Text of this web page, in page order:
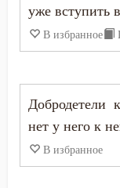
Икона
Исповедник
Исправление
уже вступить
В избранное
Добродетели
нет у него к
В избранное